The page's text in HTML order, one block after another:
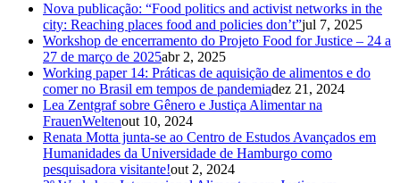
Nova publicação: “Food politics and activist networks in the
city: Reaching places food and policies don’t”jul 7, 2025
Workshop de encerramento do Projeto Food for Justice – 24 a
27 de março de 2025abr 2, 2025
Working paper 14: Práticas de aquisição de alimentos e do
comer no Brasil em tempos de pandemiadez 21, 2024
Lea Zentgraf sobre Gênero e Justiça Alimentar na
FrauenWeltenout 10, 2024
Renata Motta junta-se ao Centro de Estudos Avançados em
Humanidades da Universidade de Hamburgo como
pesquisadora visitante!out 2, 2024